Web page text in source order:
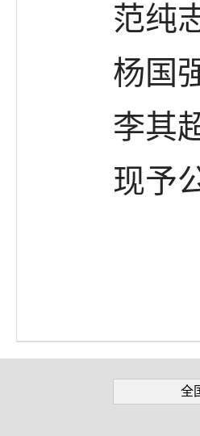
范纯志
杨国强
李其超
现予公
全